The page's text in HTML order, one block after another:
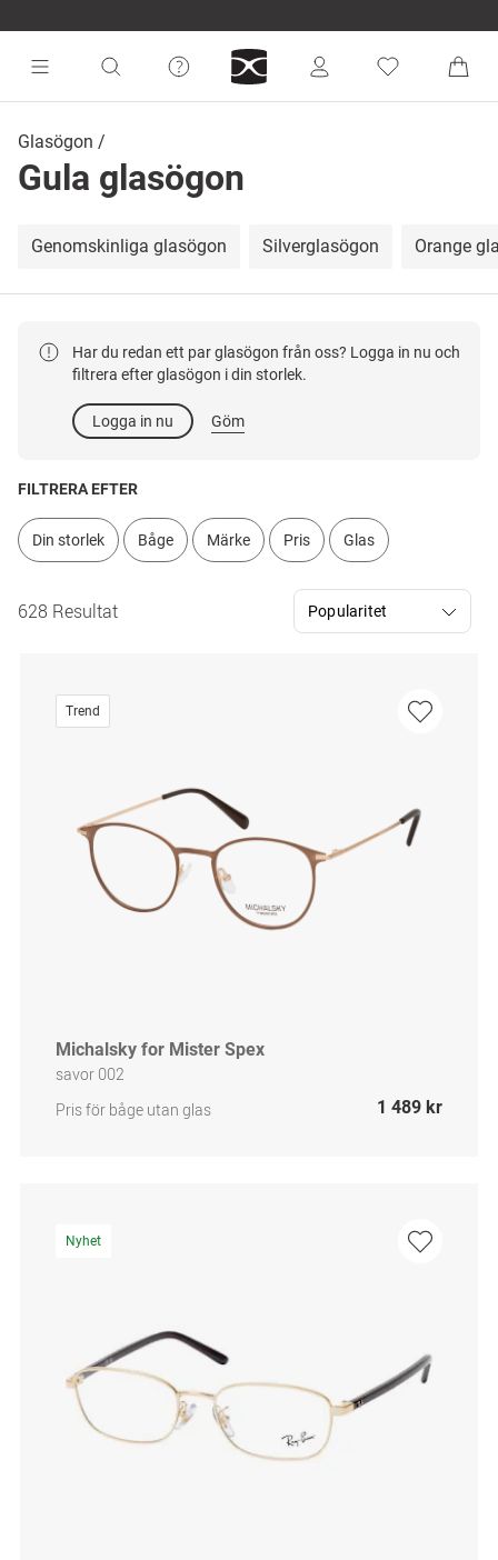
Glasögon
Gula glasögon
Genomskinliga glasögon Silverglasögon Orange
Har du redan ett par glasögon från oss? Logga in nu och
filtrera efter glasögon i din storlek.
Logga in nu Göm
FILTRERA EFTER
Din storlek Båge Märke Pris Glas
628 Resultat
Trend
Michalsky for Mister Spex
savor 002
Pris för båge utan glas
1 489 kr
Nyhet